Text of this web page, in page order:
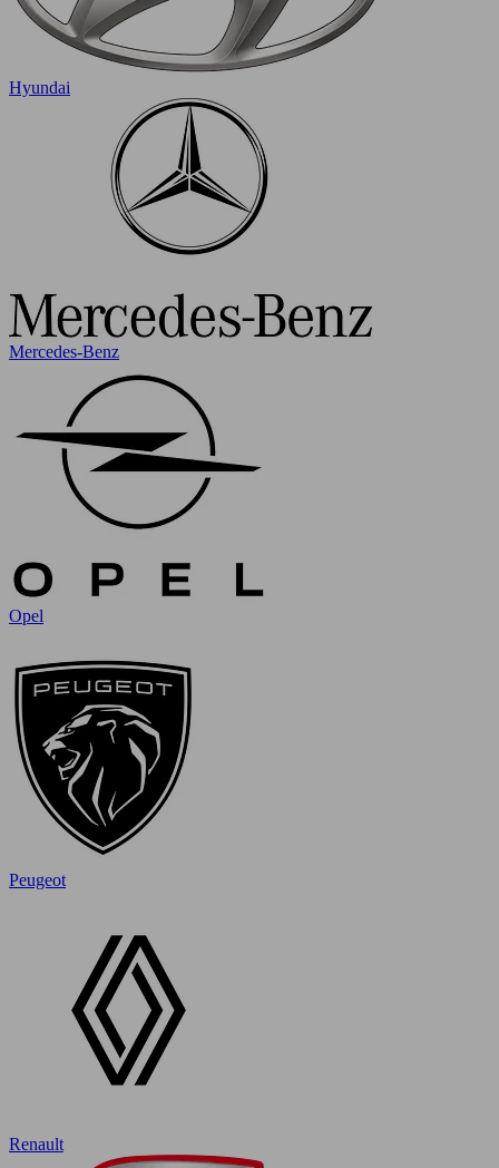
Hyundai
Mercedes-Benz
Opel
Peugeot
Renault